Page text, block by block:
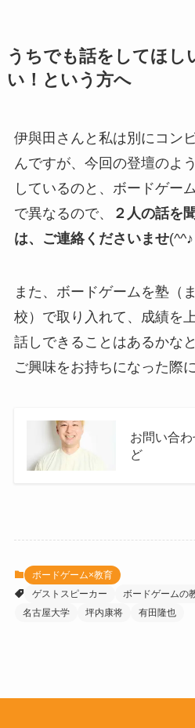
うちでも話をしてほし
い！という方へ
伊與田さんと私は別にコン
んですが、今回の登壇のよ
しているのと、ボードゲー
で異なるので、
２人の話を
は、ご連絡くださいませ(^^♪
また、ボードゲームを塾（
校）で取り入れて、成績を
話しできることはあるかな
ご興味をお持ちになった際
お問い合
ど
ボードゲーム×教育
ゲストスピーカー
ボードゲームの
名古屋大学
坪内康将 有田隆也